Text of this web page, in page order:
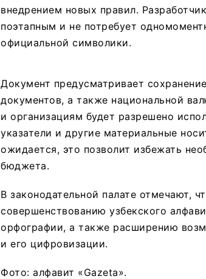
внедрением новых правил.
поэтапным и не потребует
официальной символики.
Документ предусматривает
документов, а также национальной
и организациям будет разрешено
указатели и другие материальные
ожидается, это позволит избежать
бюджета.
В законодательной палате отмечают,
совершенствованию узбекского
орфографии, а также расширению
и его цифровизации.
Фото: алфавит «Gazeta».